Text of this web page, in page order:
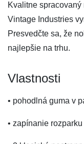
Kvalitne
Vintage Industries
Presvedčte sa, že
najlepšie na trhu.
Vlastnosti
• pohodlná guma v
• zapínanie